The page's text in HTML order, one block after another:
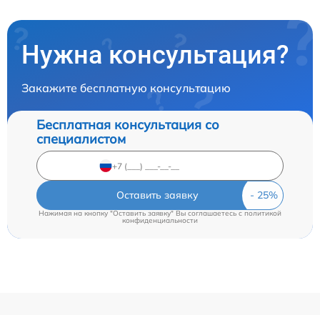
Нужна консультация?
Закажите бесплатную консультацию
Бесплатная консультация со
специалистом
Оставить заявку
Нажимая на кнопку "Оставить заявку" Вы соглашаетесь c политикой
конфиденциальности